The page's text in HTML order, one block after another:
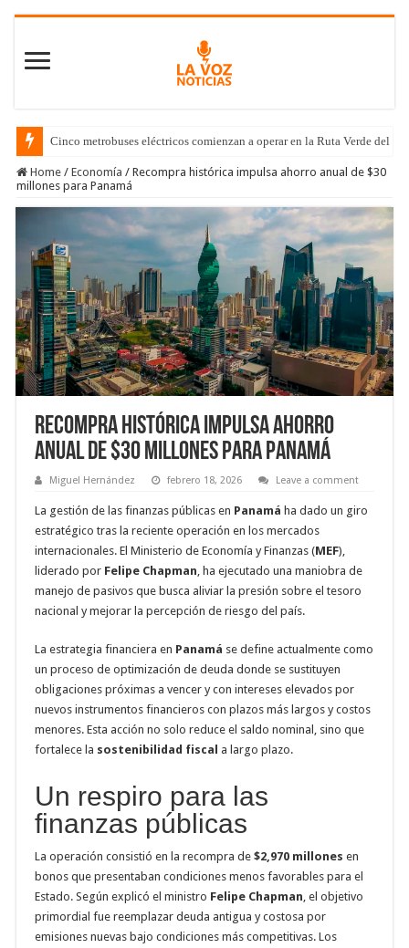
Cinco metrobuses eléctricos comienzan a operar en la Ruta Verde del
Home / Economía / Recompra histórica impulsa ahorro anual de $30
millones para Panamá
Recompra histórica impulsa ahorro
anual de $30 millones para Panamá
Miguel Hernández febrero 18, 2026 Leave a comment
La gestión de las finanzas públicas en Panamá ha dado un giro
estratégico tras la reciente operación en los mercados
internacionales. El Ministerio de Economía y Finanzas (MEF),
liderado por Felipe Chapman , ha ejecutado una maniobra de
manejo de pasivos que busca aliviar la presión sobre el tesoro
nacional y mejorar la percepción de riesgo del país.
La estrategia financiera en Panamá se define actualmente como
un proceso de optimización de deuda donde se sustituyen
obligaciones próximas a vencer y con intereses elevados por
nuevos instrumentos financieros con plazos más largos y costos
menores. Esta acción no solo reduce el saldo nominal, sino que
fortalece la sostenibilidad fiscal a largo plazo.
Un respiro para las
finanzas públicas
La operación consistió en la recompra de$2,970 millones en
bonos que presentaban condiciones menos favorables para el
Estado. Según explicó el ministro Felipe Chapman , el objetivo
primordial fue reemplazar deuda antigua y costosa por
emisiones nuevas bajo condiciones más competitivas. Los